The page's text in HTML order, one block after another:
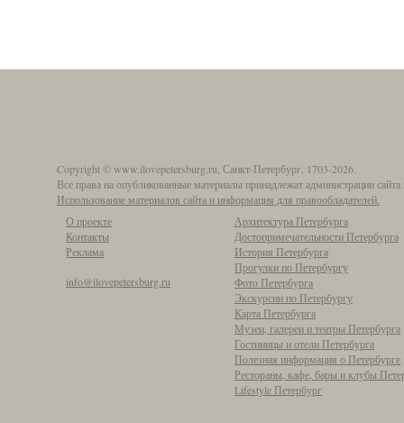
Copyright © www.ilovepetersburg.ru, Санкт-Петербург, 1703-2026.
Все права на опубликованные материалы принадлежат администрации
Использование материалов сайта и информация для правообладателей.
О проекте
Контакты
Реклама
info@ilovepetersburg.ru
Архитектура Петербурга
Достопримечательности Петербурга
История Петербурга
Прогулки по Петербургу
Фото Петербурга
Экскурсии по Петербургу
Карта Петербурга
Музеи, галереи и театры Петербурга
Гостиницы и отели Петербурга
Полезная информация о Петербурге
Рестораны, кафе, бары и клубы
Lifestyle Петербург